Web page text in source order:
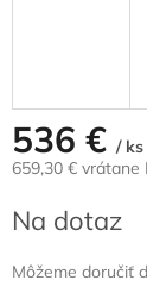
536 € / ks
659,30 € vrátane
cena:
Na dotaz
Môžeme doručiť